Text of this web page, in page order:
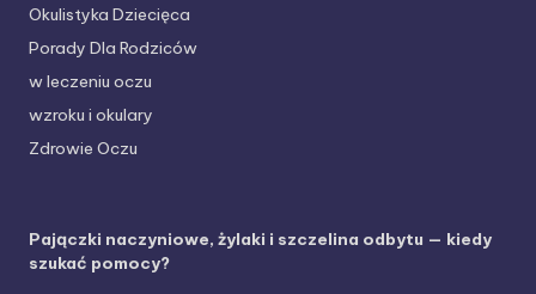
Okulistyka Dziecięca
Porady Dla Rodziców
w leczeniu oczu
wzroku i okulary
Zdrowie Oczu
Pajączki naczyniowe, żylaki i szczelina odbytu — kiedy
szukać pomocy?